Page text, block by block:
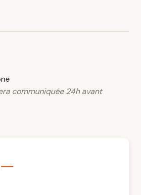
communiquée 24h avant